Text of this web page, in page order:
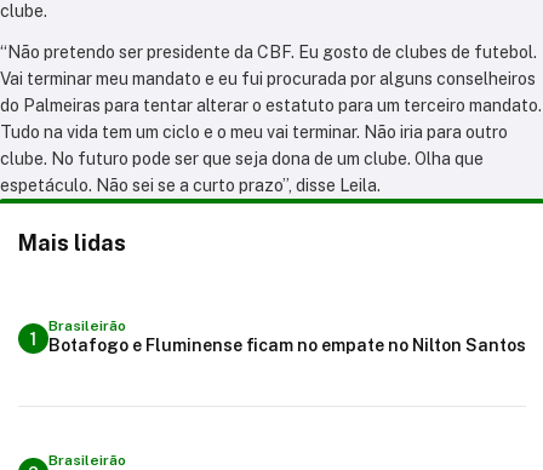
clube.
“Não pretendo ser presidente da CBF. Eu gosto de clubes de futebol.
Vai terminar meu mandato e eu fui procurada por alguns conselheiros
do Palmeiras para tentar alterar o estatuto para um terceiro mandato.
Tudo na vida tem um ciclo e o meu vai terminar. Não iria para outro
clube. No futuro pode ser que seja dona de um clube. Olha que
espetáculo. Não sei se a curto prazo”, disse Leila.
Mais lidas
1
Brasileirão
Botafogo e Fluminense ficam no empate no Nilton Santos
Brasileirão